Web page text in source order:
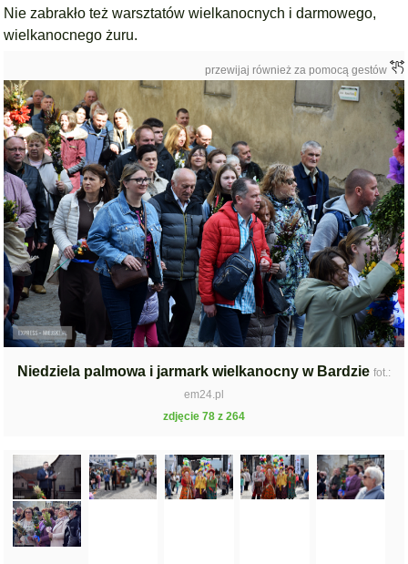
Nie zabrakło też warsztatów wielkanocnych i darmowego,
wielkanocnego żuru.
przewijaj również za pomocą gestów
Niedziela palmowa i jarmark wielkanocny w Bardzie fot.:
em24.pl
zdjęcie 78 z 264